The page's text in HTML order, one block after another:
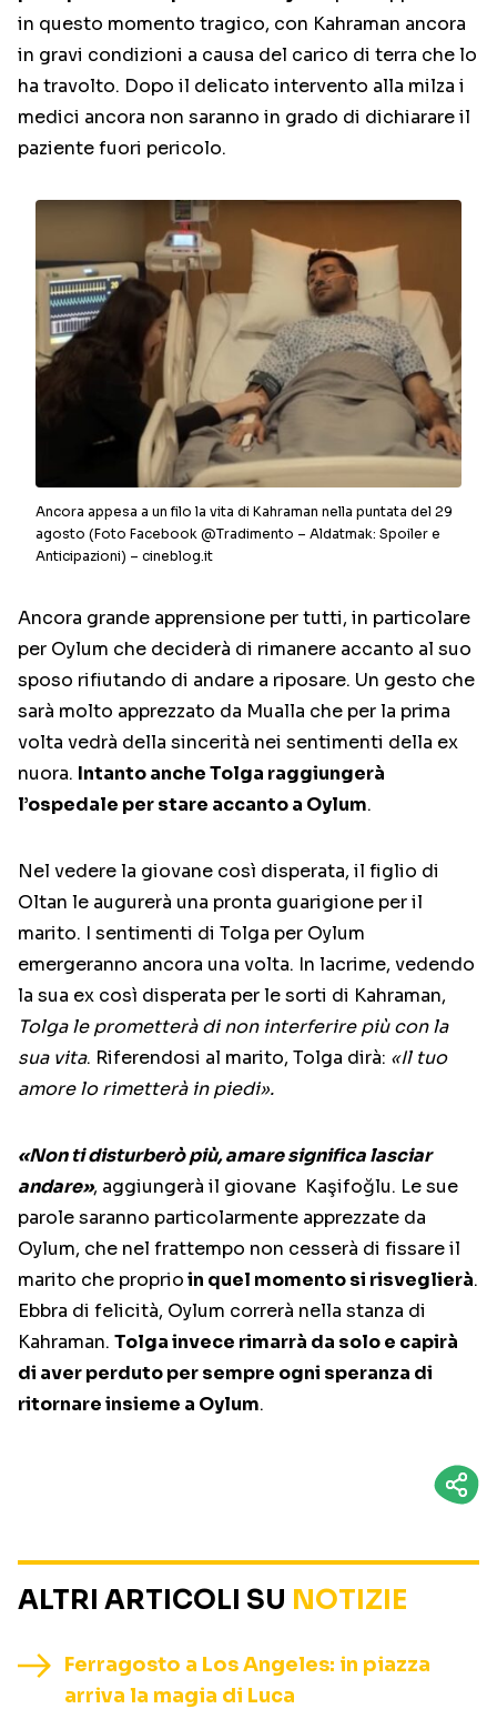
in questo momento tragico, con Kahraman ancora
in gravi condizioni a causa del carico di terra che lo
ha travolto. Dopo il delicato intervento alla milza i
medici ancora non saranno in grado di dichiarare il
paziente fuori pericolo.
Ancora appesa a un filo la vita di Kahraman nella puntata del 29
agosto (Foto Facebook @Tradimento – Aldatmak: Spoiler e
Anticipazioni) – cineblog.it
Ancora grande apprensione per tutti, in particolare
per Oylum che deciderà di rimanere accanto al suo
sposo rifiutando di andare a riposare. Un gesto che
sarà molto apprezzato da Mualla che per la prima
volta vedrà della sincerità nei sentimenti della ex
nuora. Intanto anche Tolga raggiungerà
l’ospedale per stare accanto a Oylum.
Nel vedere la giovane così disperata, il figlio di
Oltan le augurerà una pronta guarigione per il
marito. I sentimenti di Tolga per Oylum
emergeranno ancora una volta. In lacrime, vedendo
la sua ex così disperata per le sorti di Kahraman,
Tolga le prometterà di non interferire più con la
sua vita. Riferendosi al marito, Tolga dirà: «Il tuo
amore lo rimetterà in piedi».
«Non ti disturberò più, amare significa lasciar
andare», aggiungerà il giovane Kaşifoğlu. Le sue
parole saranno particolarmente apprezzate da
Oylum, che nel frattempo non cesserà di fissare il
marito che proprioin quel momento si risveglierà.
Ebbra di felicità, Oylum correrà nella stanza di
Kahraman. Tolga invece rimarrà da solo e capirà
di aver perduto per sempre ogni speranza di
ritornare insieme a Oylum.
ALTRI ARTICOLI SU NOTIZIE
Ferragosto a Los Angeles: in piazza
arriva la magia di Luca